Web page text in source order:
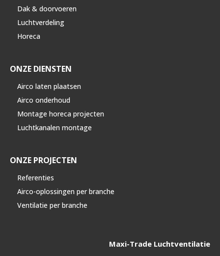
Dak & doorvoeren
Luchtverdeling
Horeca
ONZE DIENSTEN
Airco laten plaatsen
Airco onderhoud
Montage horeca projecten
Luchtkanalen montage
ONZE PROJECTEN
Referenties
Airco-oplossingen per branche
Ventilatie per branche
Maxi-Trade Luchtventilatie